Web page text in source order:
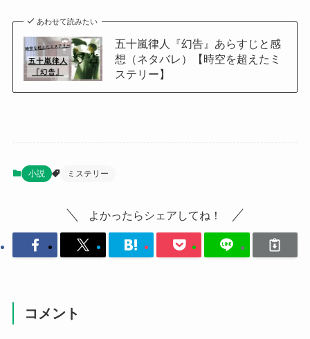
あわせて読みたい
五十嵐律人『幻告』あらすじと感
想（ネタバレ）【時空を超えたミ
ステリー】
小説 ミステリー
よかったらシェアしてね！
コメント